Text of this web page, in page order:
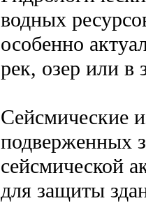
водных
особенно
рек, озер или в
Сейсмические
подверженных
сейсмической
для защиты